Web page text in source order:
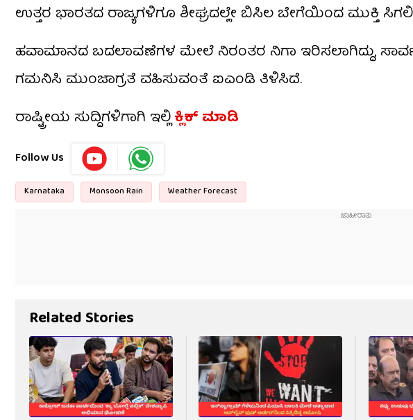
ಉತ್ತರ ಭಾರತದ ರಾಜ್ಯಗಳಿಗೂ ಶೀಘ್ರದಲ್ಲೇ ಬಿಸಿಲ ಬೇಗೆಯಿಂದ ಮುಕ್ತಿ
ಹವಾಮಾನದ ಬದಲಾವಣೆಗಳ ಮೇಲೆ ನಿರಂತರ ನಿಗಾ ಇರಿಸಲಾಗಿದ್ದು,
ಗಮನಿಸಿ ಮುಂಜಾಗ್ರತೆ ವಹಿಸುವಂತೆ ಐಎಂಡಿ ತಿಳಿಸಿದೆ.
ರಾಷ್ಟ್ರೀಯ ಸುದ್ದಿಗಳಿಗಾಗಿ ಇಲ್ಲಿಕ್ಲಿಕ್ ಮಾಡಿ
Follow Us
Karnataka Monsoon Rain Weather Forecast
Related Stories